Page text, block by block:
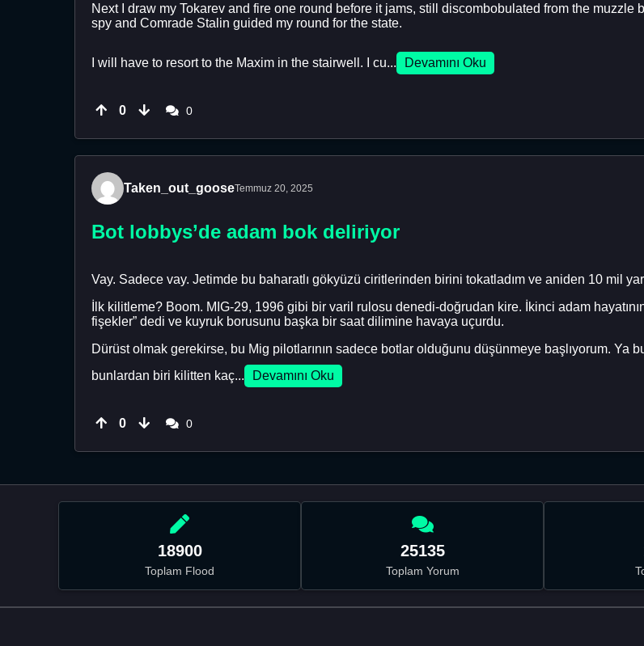
Next I draw my Tokarev and fire one round before it jams, still discombobulated from the
spy and Comrade Stalin guided my round for the state.
I will have to resort to the Maxim in the stairwell. I cu... Devamını Oku
0 0
Taken_out_gooseTemmuz 20, 2025
Bot lobbys’de adam bok deliriyor
Vay. Sadece vay. Jetimde bu baharatlı gökyüzü ciritlerinden birini tokatladım ve aniden 10 mil
İlk kilitleme? Boom. MIG-29, 1996 gibi bir varil rulosu denedi-doğrudan kire. İkinci adam
fişekler” dedi ve kuyruk borusunu başka bir saat dilimine havaya uçurdu.
Dürüst olmak gerekirse, bu Mig pilotlarının sadece botlar olduğunu düşünmeye başlıyorum. Ya
bunlardan biri kilitten kaç...
Devamını Oku
0 0
18900
Toplam Flood
25135
Toplam Yorum